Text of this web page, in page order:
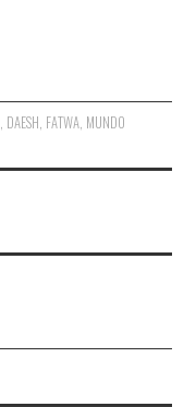
, DAESH, FATWA, MUNDO